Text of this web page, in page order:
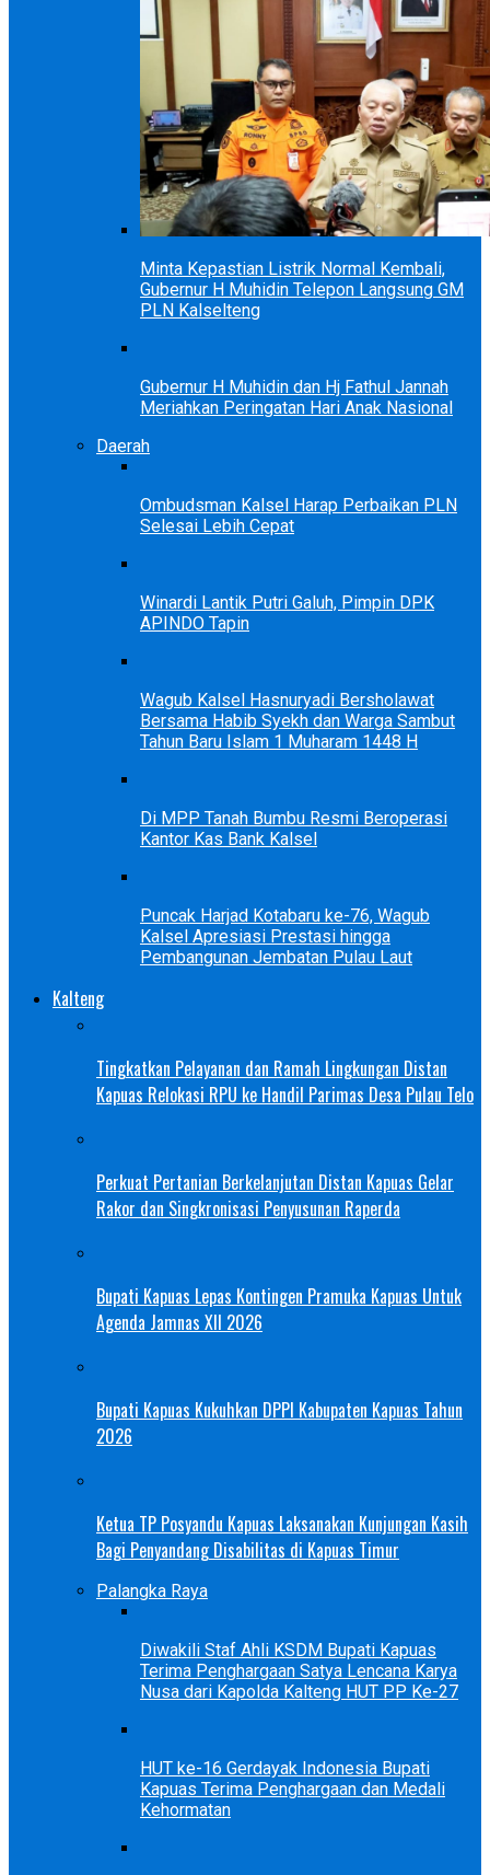
Minta Kepastian Listrik Normal Kembali,
Gubernur H Muhidin Telepon Langsung GM
PLN Kalselteng
Gubernur H Muhidin dan Hj Fathul Jannah
Meriahkan Peringatan Hari Anak Nasional
Daerah
Ombudsman Kalsel Harap Perbaikan PLN
Selesai Lebih Cepat
Winardi Lantik Putri Galuh, Pimpin DPK
APINDO Tapin
Wagub Kalsel Hasnuryadi Bersholawat
Bersama Habib Syekh dan Warga Sambut
Tahun Baru Islam 1 Muharam 1448 H
Di MPP Tanah Bumbu Resmi Beroperasi
Kantor Kas Bank Kalsel
Puncak Harjad Kotabaru ke-76, Wagub
Kalsel Apresiasi Prestasi hingga
Pembangunan Jembatan Pulau Laut
Kalteng
Tingkatkan Pelayanan dan Ramah Lingkungan Distan
Kapuas Relokasi RPU ke Handil Parimas Desa Pulau Telo
Perkuat Pertanian Berkelanjutan Distan Kapuas Gelar
Rakor dan Singkronisasi Penyusunan Raperda
Bupati Kapuas Lepas Kontingen Pramuka Kapuas Untuk
Agenda Jamnas XII 2026
Bupati Kapuas Kukuhkan DPPI Kabupaten Kapuas Tahun
2026
Ketua TP Posyandu Kapuas Laksanakan Kunjungan Kasih
Bagi Penyandang Disabilitas di Kapuas Timur
Palangka Raya
Diwakili Staf Ahli KSDM Bupati Kapuas
Terima Penghargaan Satya Lencana Karya
Nusa dari Kapolda Kalteng HUT PP Ke-27
HUT ke-16 Gerdayak Indonesia Bupati
Kapuas Terima Penghargaan dan Medali
Kehormatan